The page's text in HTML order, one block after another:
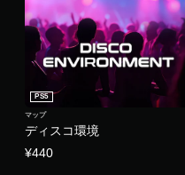
ディスコ環境
PS5
マップ
¥440